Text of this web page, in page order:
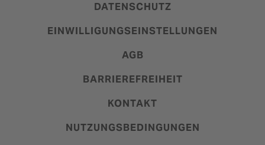
DATENSCHUTZ
EINWILLIGUNGSEINSTELLUNGEN
AGB
BARRIEREFREIHEIT
KONTAKT
NUTZUNGSBEDINGUNGEN